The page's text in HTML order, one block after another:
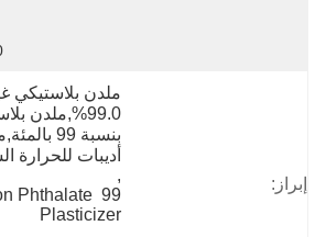
إبراز:
أديبات للحرارة
,
Phthalate
Plasticizer